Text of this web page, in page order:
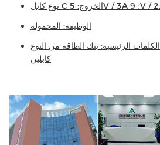
الوظيفة: المحمولة
الكلمات الرئيسية: بنك الطاقة من النوع C، بنك الطاقة الرخيص، مع
كابلين